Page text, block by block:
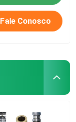
Fale Conosco